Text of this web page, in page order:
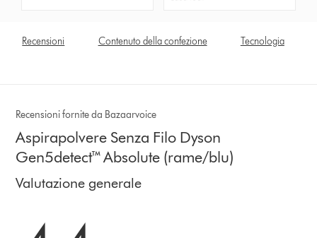
Recensioni Contenuto della confezione Tecnologia
Recensioni fornite da Bazaarvoice
Aspirapolvere Senza Filo Dyson
Gen5detect™ Absolute (rame/blu)
Valutazione generale